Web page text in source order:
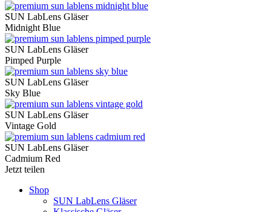
SUN LabLens Gläser
Midnight Blue
SUN LabLens Gläser
Pimped Purple
SUN LabLens Gläser
Sky Blue
SUN LabLens Gläser
Vintage Gold
SUN LabLens Gläser
Cadmium Red
Jetzt teilen
Shop
SUN LabLens Gläser